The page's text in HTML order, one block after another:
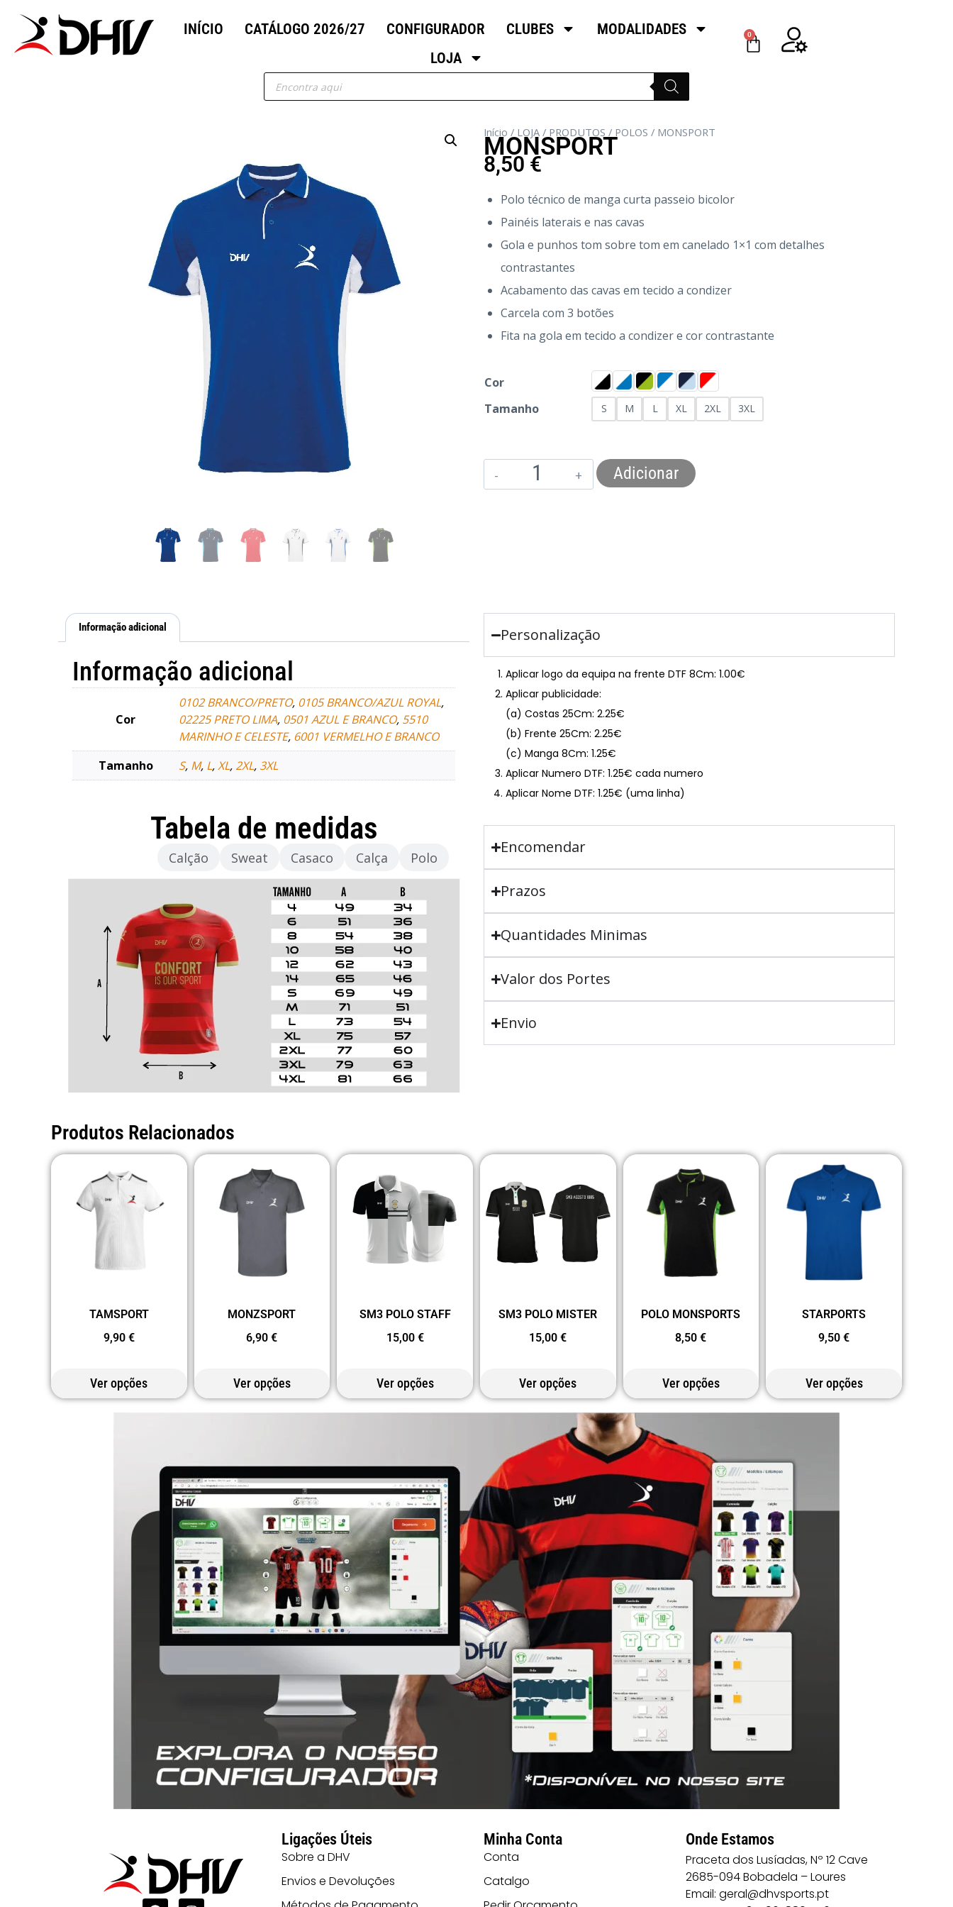
INÍCIO CATÁLOGO 2026/27 CONFIGURADOR CLUBES
MODALIDADES
LOJA
0
Início / LOJA / PRODUTOS / POLOS / MONSPORT
MONSPORT
8,50 €
Polo técnico de manga curta passeio bicolor
Painéis laterais e nas cavas
Gola e punhos tom sobre tom em canelado 1×1 com detalhes
contrastantes
Acabamento das cavas em tecido a condizer
Carcela com 3 botões
Fita na gola em tecido a condizer e cor contrastante
Cor
Tamanho
S M L XL 2XL 3XL
Adicionar
Informação adicional
Informação adicional
Cor
0102 BRANCO/PRETO, 0105 BRANCO/AZUL ROYAL,
02225 PRETO LIMA, 0501 AZUL E BRANCO, 5510
MARINHO E CELESTE, 6001 VERMELHO E BRANCO
Tamanho
S, M, L,XL, 2XL, 3XL
Tabela de medidas
Calção Sweat Casaco Calça Polo
Personalização
Aplicar logo da equipa na frente DTF 8Cm: 1.00€
Aplicar publicidade:
(a) Costas 25Cm: 2.25€
(b) Frente 25Cm: 2.25€
(c) Manga 8Cm: 1.25€
Aplicar Numero DTF: 1.25€ cada numero
Aplicar Nome DTF: 1.25€ (uma linha)
Encomendar
Prazos
Quantidades Minimas
Valor dos Portes
Envio
Produtos Relacionados
TAMSPORT
9,90 €
Ver opções
MONZSPORT
6,90€
Ver opções
SM3 POLO STAFF
15,00 €
Ver opções
SM3 POLO MISTER
15,00€
Ver opções
POLO MONSPORTS
8,50€
Ver opções
STARPORTS
9,50€
Ver opções
Ligações Úteis
Sobre a DHV
Envios e Devoluções
Minha Conta
Conta
Catalgo
Onde Estamos
Praceta dos Lusíadas, Nº 12 Cave
2685-094 Bobadela – Loures
Email: geral@dhvsports.pt